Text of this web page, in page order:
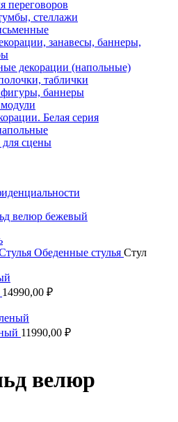
переговоров
стеллажи
занавесы, баннеры,
декорации (напольные)
таблички
баннеры
Белая серия
для сцены
Обеденные стулья Стул
14990,00 ₽
11990,00 ₽
велюр